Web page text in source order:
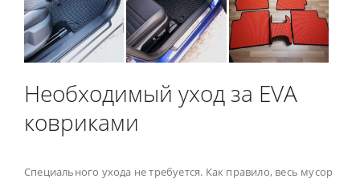
Необходимый уход за EVA
ковриками
Специального ухода не требуется. Как правило, весь мусор